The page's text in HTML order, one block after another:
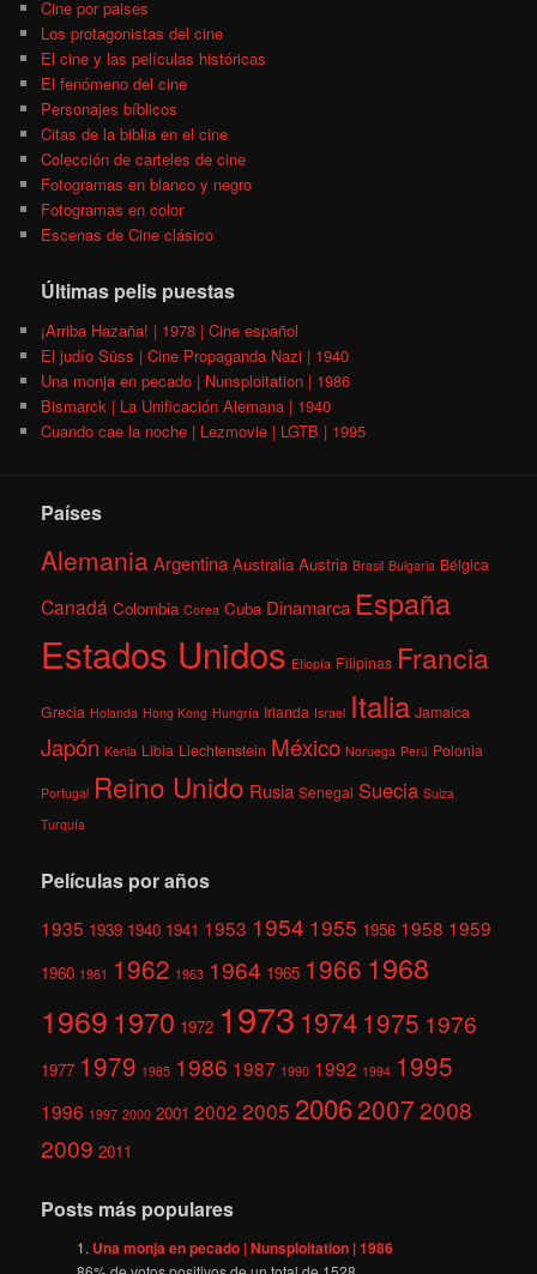
Cine por paises
Los protagonistas del cine
El cine y las películas históricas
El fenómeno del cine
Personajes bíblicos
Citas de la biblia en el cine
Colección de carteles de cine
Fotogramas en blanco y negro
Fotogramas en color
Escenas de Cine clásico
Últimas pelis puestas
¡Arriba Hazaña! | 1978 | Cine español
El judío Süss | Cine Propaganda Nazi | 1940
Una monja en pecado | Nunsploitation | 1986
Bismarck | La Unificación Alemana | 1940
Cuando cae la noche | Lezmovie | LGTB | 1995
Países
AlemaniaArgentina Australia Austria Brasil Bulgaria Bélgica
Canadá Colombia Corea Cuba Dinamarca España
Estados Unidos Etiopía Filipinas Francia
Grecia Holanda Hong Kong Hungría Irlanda Israel Italia Jamaica
Japón Kenia Libia Liechtenstein México Noruega Perú Polonia
Portugal Reino Unido Rusia Senegal Suecia Suiza
Turquía
Películas por años
1935 1939 1940 1941 1953 1954 1955 1956 1958 1959
1960 1961 1962 1963 1964 1965 1966 1968
1969 1970 1972 1973 1974 1975 1976
1977 1979 1985 1986 1987 1990 1992 1994 1995
1996 1997 2000 2001 2002 2005 200620072008
2009 2011
Posts más populares
Una monja en pecado | Nunsploitation | 1986